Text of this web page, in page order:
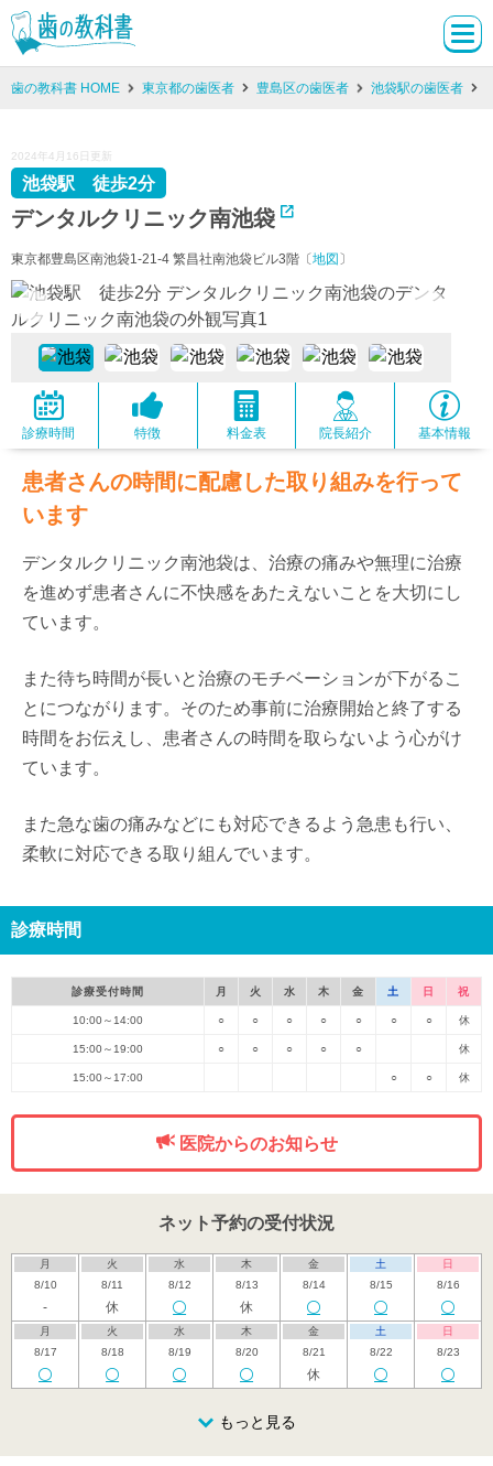
歯の教科書 HOME 東京都の歯医者 豊島区の歯医者 池袋駅の歯医者
2024年4月16日更新
デンタルクリニック南池袋
池袋駅 徒歩2分
東京都豊島区南池袋1-21-4 繁昌社南池袋ビル3階〔地図 〕
診療時間 特徴 料金表 院長紹介 基本情報
患者さんの時間に配慮した取り組みを行って
います
デンタルクリニック南池袋は、治療の痛みや無理に治療
を進めず患者さんに不快感をあたえないことを大切にし
ています。
また待ち時間が長いと治療のモチベーションが下がるこ
とにつながります。そのため事前に治療開始と終了する
時間をお伝えし、患者さんの時間を取らないよう心がけ
ています。
また急な歯の痛みなどにも対応できるよう急患も行い、
柔軟に対応できる取り組んでいます。
診療時間
診療受付時間 月 火 水 木 金 土 日 祝
10:00～14:00 ○ ○ ○ ○ ○ ○ ○ 休
15:00～19:00 ○ ○ ○ ○ ○ 休
15:00～17:00 ○ ○ 休
医院からのお知らせ
ネット予約の受付状況
月
8/10
-
火
8/11
休
水
8/12
木
8/13
休
金
8/14
土
8/15
日
8/16
月
8/17
火
8/18
水
8/19
木
8/20
金
8/21
休
土
8/22
日
8/23
8/27
もっと見る